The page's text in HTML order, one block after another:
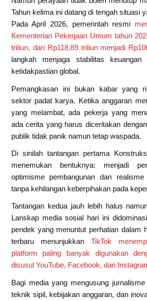
Tahun kelima ini datang di tengah situasi
Pada April 2026, pemerintah resmi
Kementerian Pekerjaan Umum tahun
triliun, dari Rp118,89 triliun menjadi
langkah menjaga stabilitas
ketidakpastian global.
Pemangkasan ini bukan kabar yang
sektor padat karya. Ketika anggaran
yang melambat, ada pekerja yang
ada cerita yang harus diceritakan
publik tidak panik namun tetap waspada.
Di sinilah tantangan pertama
menemukan bentuknya: menjadi
optimisme pembangunan dan realisme
tanpa kehilangan keberpihakan pada
Tantangan kedua jauh lebih halus
Lanskap media sosial hari ini
pendek yang menuntut perhatian dalam
terbaru menunjukkan TikTok
platform paling banyak digunakan
disusul YouTube, Facebook, dan
Bagi media yang mengusung
teknik sipil, kebijakan anggaran, dan